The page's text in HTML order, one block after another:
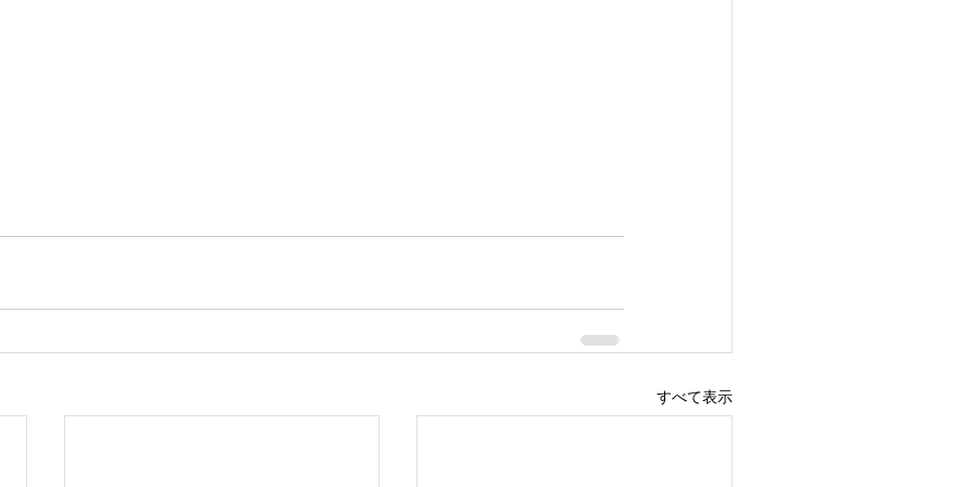
すべて表示